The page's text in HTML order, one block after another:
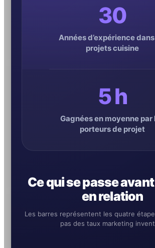
30
Années d’expérience
projets cuisine
5 h
Gagnées en moyenne par
porteurs de projet
Ce qui se passe
en relation
Les barres représentent les quatre
pas des taux marketing